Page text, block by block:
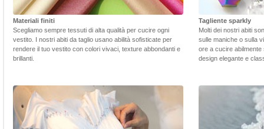
Materiali finiti
Scegliamo sempre tessuti di alta qualità per cucire ogni
vestito. I nostri abiti da taglio usano abilità sofisticate per
rendere il tuo vestito con colori vivaci, texture abbondanti e
brillanti.
Tagliente sparkly
Molti dei nostri abiti
sulle maniche o sulla
ore a cucire
design elegante e